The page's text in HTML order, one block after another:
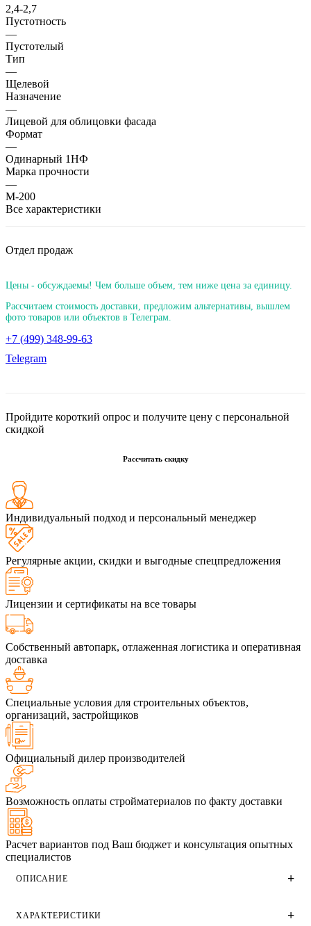
2,4-2,7
Пустотность
—
Пустотелый
Тип
—
Щелевой
Назначение
—
Лицевой для облицовки фасада
Формат
—
Одинарный 1НФ
Марка прочности
—
М-200
Все характеристики
Отдел продаж
Цены - обсуждаемы! Чем больше объем, тем ниже цена за единицу.
Рассчитаем стоимость доставки, предложим альтернативы, вышлем
фото товаров или объектов в Телеграм.
+7 (499) 348-99-63
Telegram
Пройдите короткий опрос и получите цену с персональной
скидкой
Рассчитать скидку
Индивидуальный подход и персональный менеджер
Регулярные акции, скидки и выгодные спецпредложения
Лицензии и сертификаты на все товары
Собственный автопарк, отлаженная логистика и оперативная
доставка
Специальные условия для строительных объектов,
организаций, застройщиков
Официальный дилер производителей
Возможность оплаты стройматериалов по факту доставки
Расчет вариантов под Ваш бюджет и консультация опытных
специалистов
ОПИСАНИЕ
Облицовочный кирпич Ликолор одинарный 1 НФ Челси
ХАРАКТЕРИСТИКИ